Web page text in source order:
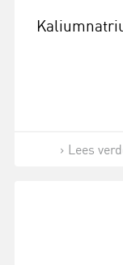
Lees